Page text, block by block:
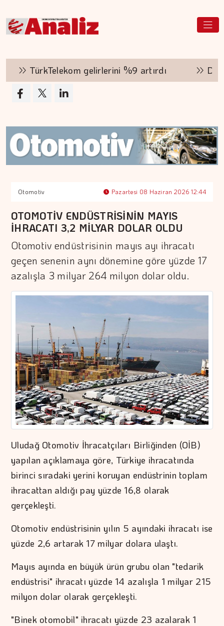
TürkTelekom gelirlerini %9 artırdı
Otomotiv Pazartesi 08 Haziran 2026 12:44
OTOMOTİV ENDÜSTRİSİNİN MAYIS
İHRACATI 3,2 MİLYAR DOLAR OLDU
Otomotiv endüstrisinin mayıs ayı ihracatı
geçen senenin aynı dönemine göre yüzde 17
azalışla 3 milyar 264 milyon dolar oldu.
Uludağ Otomotiv İhracatçıları Birliğinden (OİB)
yapılan açıklamaya göre, Türkiye ihracatında
birinci sıradaki yerini koruyan endüstrinin toplam
ihracattan aldığı pay yüzde 16,8 olarak
gerçekleşti.
Otomotiv endüstrisinin yılın 5 ayındaki ihracatı ise
yüzde 2,6 artarak 17 milyar dolara ulaştı.
Mayıs ayında en büyük ürün grubu olan "tedarik
endüstrisi" ihracatı yüzde 14 azalışla 1 milyar 215
milyon dolar olarak gerçekleşti.
"Binek otomobil" ihracatı yüzde 23 azalarak 1